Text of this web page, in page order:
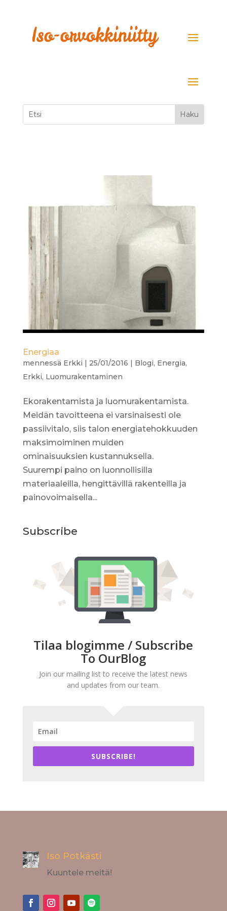
Energiaa
mennessä Erkki 25/01/2016 Blogi, Energia,
Erkki, Luomurakentaminen
Ekorakentamista ja luomurakentamista.
Meidän tavoitteena ei varsinaisesti ole
passiivitalo, siis talon energiatehokkuuden
maksimoiminen muiden
ominaisuuksien kustannuksella.
Suurempi paino on luonnollisilla
materiaaleilla, hengittävillä rakenteilla ja
painovoimaisella...
Subscribe
Tilaa blogimme / Subscribe
To OurBlog
Join our mailing list to receive the latest news
and updates from our team.
SUBSCRIBE!
Iso Potkästi
Kuuntele meitä!